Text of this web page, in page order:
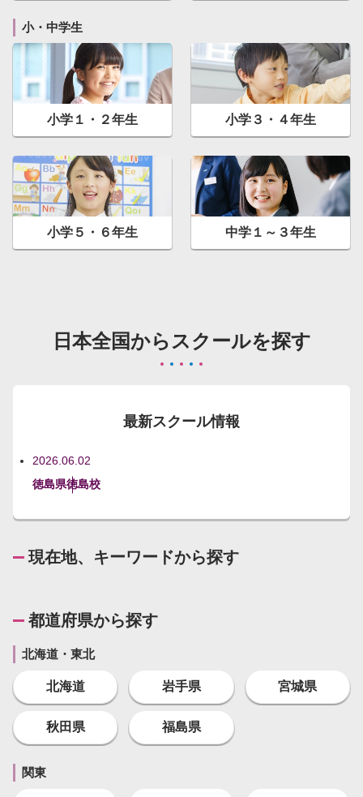
小・中学生
小学１・２年生 小学３・４年生
小学５・６年生 中学１～３年生
日本全国からスクールを探す
最新スクール情報
2026.06.02
徳島県徳島校
現在地、キーワードから探す
都道府県から探す
北海道・東北
北海道 岩手県 宮城県
秋田県 福島県
関東